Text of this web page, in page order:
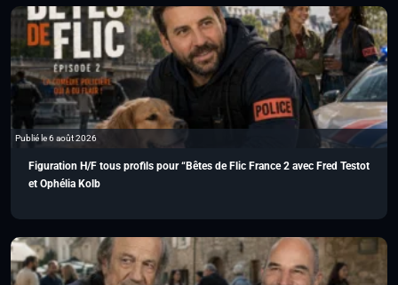
Publié le 6 août 2026
Figuration H/F tous profils pour “Bêtes de Flic France 2 avec Fred Testot
et Ophélia Kolb